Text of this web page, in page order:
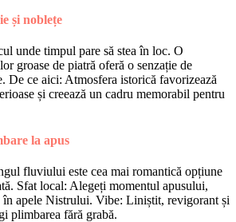
și noblețe
unde timpul pare să stea în loc. O
groase de piatră oferă o senzație de
De ce aici: Atmosfera istorică favorizează
și creează un cadru memorabil pentru
la apus
fluviului este cea mai romantică opțiune
Sfat local: Alegeți momentul apusului,
în apele Nistrului. Vibe: Liniștit, revigorant și
plimbarea fără grabă.